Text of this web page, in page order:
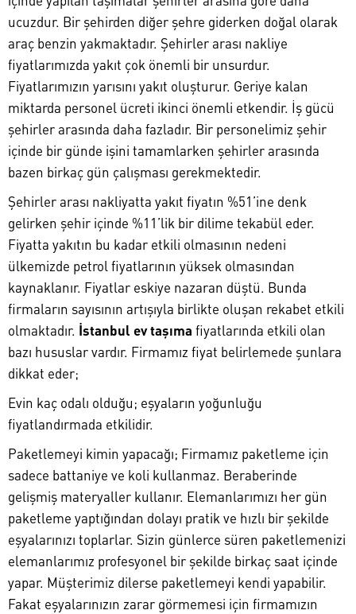
ucuzdur. Bir şehirden diğer şehre giderken doğal olarak
araç benzin yakmaktadır. Şehirler arası nakliye
fiyatlarımızda yakıt çok önemli bir unsurdur.
Fiyatlarımızın yarısını yakıt oluşturur. Geriye kalan
miktarda personel ücreti ikinci önemli etkendir. İş gücü
şehirler arasında daha fazladır. Bir personelimiz şehir
içinde bir günde işini tamamlarken şehirler arasında
bazen birkaç gün çalışması gerekmektedir.
Şehirler arası nakliyatta yakıt fiyatın %51’ine denk
gelirken şehir içinde %11’lik bir dilime tekabül eder.
Fiyatta yakıtın bu kadar etkili olmasının nedeni
ülkemizde petrol fiyatlarının yüksek olmasından
kaynaklanır. Fiyatlar eskiye nazaran düştü. Bunda
firmaların sayısının artışıyla birlikte oluşan rekabet etkili
olmaktadır. İstanbul ev taşıma fiyatlarında etkili olan
bazı hususlar vardır. Firmamız fiyat belirlemede şunlara
dikkat eder;
Evin kaç odalı olduğu; eşyaların yoğunluğu
fiyatlandırmada etkilidir.
Paketlemeyi kimin yapacağı; Firmamız paketleme için
sadece battaniye ve koli kullanmaz. Beraberinde
gelişmiş materyaller kullanır. Elemanlarımızı her gün
paketleme yaptığından dolayı pratik ve hızlı bir şekilde
eşyalarınızı toplarlar. Sizin günlerce süren paketlemenizi
elemanlarımız profesyonel bir şekilde birkaç saat içinde
yapar. Müşterimiz dilerse paketlemeyi kendi yapabilir.
Fakat eşyalarınızın zarar görmemesi için firmamızın